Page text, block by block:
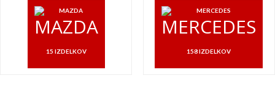
MAZDA
15 IZDELKOV
MERCEDES
158 IZDELKOV